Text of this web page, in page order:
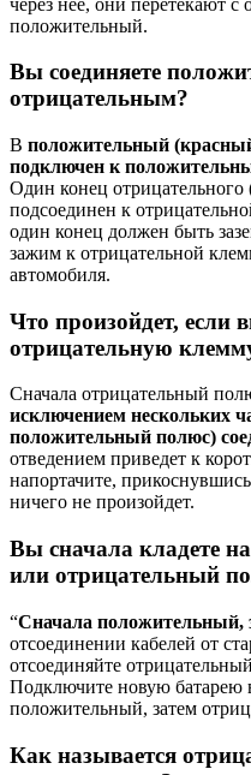
положительный.
Вы соединяете
отрицательным?
В положительный
подключен к
Один конец отрицательного
подсоединен к
один конец должен быть
зажим к отрицательной
автомобиля.
Что произойдет, если
отрицательную
Сначала отрицательный
исключением нескольких
положительный полюс)
отведением приведет к
напортачите,
ничего не произойдет.
Вы сначала кладете
или отрицательный
“Сначала положительный,
отсоединении кабелей от
отсоединяйте
Подключите новую батарею
положительный, затем
Как называется